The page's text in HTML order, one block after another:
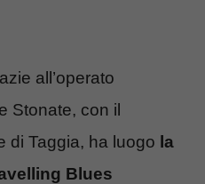
all’operato
Stonate, con il
di Taggia, ha luogo la
Blues